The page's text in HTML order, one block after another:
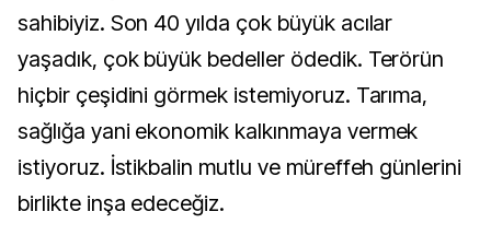
sahibiyiz. Son 40 yılda çok büyük acılar
yaşadık, çok büyük bedeller ödedik. Terörün
hiçbir çeşidini görmek istemiyoruz. Tarıma,
sağlığa yani ekonomik kalkınmaya vermek
istiyoruz. İstikbalin mutlu ve müreffeh günlerini
birlikte inşa edeceğiz.